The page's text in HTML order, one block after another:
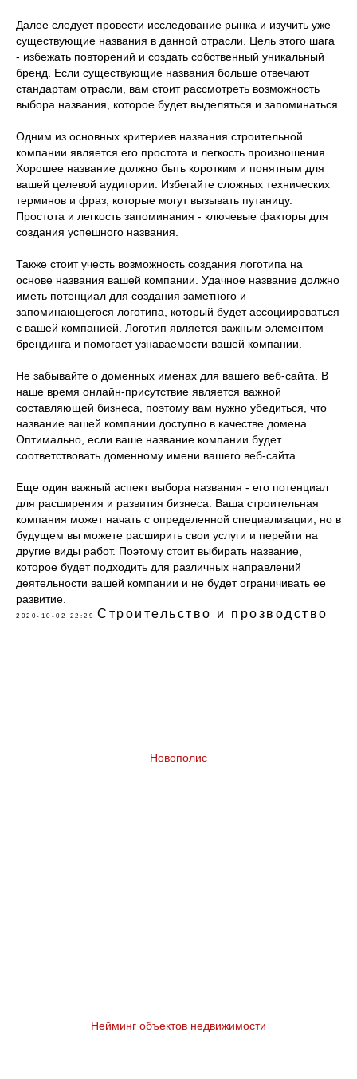
Далее следует провести исследование рынка и изучить уже
существующие названия в данной отрасли. Цель этого шага
- избежать повторений и создать собственный уникальный
бренд. Если существующие названия больше отвечают
стандартам отрасли, вам стоит рассмотреть возможность
выбора названия, которое будет выделяться и запоминаться.
Одним из основных критериев названия строительной
компании является его простота и легкость произношения.
Хорошее название должно быть коротким и понятным для
вашей целевой аудитории. Избегайте сложных технических
терминов и фраз, которые могут вызывать путаницу.
Простота и легкость запоминания - ключевые факторы для
создания успешного названия.
Также стоит учесть возможность создания логотипа на
основе названия вашей компании. Удачное название должно
иметь потенциал для создания заметного и
запоминающегося логотипа, который будет ассоциироваться
с вашей компанией. Логотип является важным элементом
брендинга и помогает узнаваемости вашей компании.
Не забывайте о доменных именах для вашего веб-сайта. В
наше время онлайн-присутствие является важной
составляющей бизнеса, поэтому вам нужно убедиться, что
название вашей компании доступно в качестве домена.
Оптимально, если ваше название компании будет
соответствовать доменному имени вашего веб-сайта.
Еще один важный аспект выбора названия - его потенциал
для расширения и развития бизнеса. Ваша строительная
компания может начать с определенной специализации, но в
будущем вы можете расширить свои услуги и перейти на
другие виды работ. Поэтому стоит выбирать название,
которое будет подходить для различных направлений
деятельности вашей компании и не будет ограничивать ее
развитие.
2020-10-02 22:29 Строительство и прозводство
Новополис
Нейминг объектов недвижимости